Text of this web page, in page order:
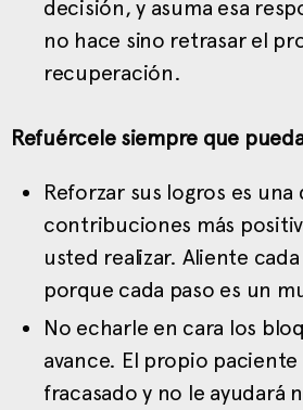
decisión, y asuma esa
no hace sino retrasar el
recuperación.
Refuércele siempre que
Reforzar sus logros es una
contribuciones más
usted realizar. Aliente
porque cada paso es un
No echarle en cara los
avance. El propio
fracasado y no le ayudará